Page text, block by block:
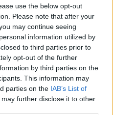
use the below opt-out
Please note that after your
may continue seeing
information utilized by
to third parties prior to
opt-out of the further
by third parties on the
This information may
parties on the IAB’s List of
may further disclose it to other
Cos, εσπαντρίγιες, €163,Tory
Reiss
λινό γίνεται ο απόλυτος
μπεζ ή χακί απόχρωση
και δείχνει πάντα κομψό. Οι
σόλα συμπληρώνουν το
ένα αποτέλεσμα